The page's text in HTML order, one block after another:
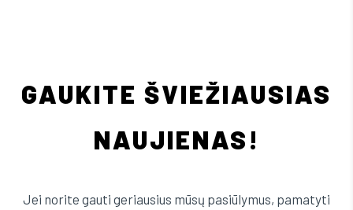
GAUKITE ŠVIEŽIAUSIAS
NAUJIENAS!
Jei norite gauti geriausius mūsų pasiūlymus, pamatyti